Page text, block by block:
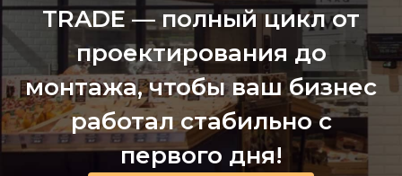
TRADE — полный цикл от
проектирования до
монтажа, чтобы ваш бизнес
работал стабильно с
первого дня!